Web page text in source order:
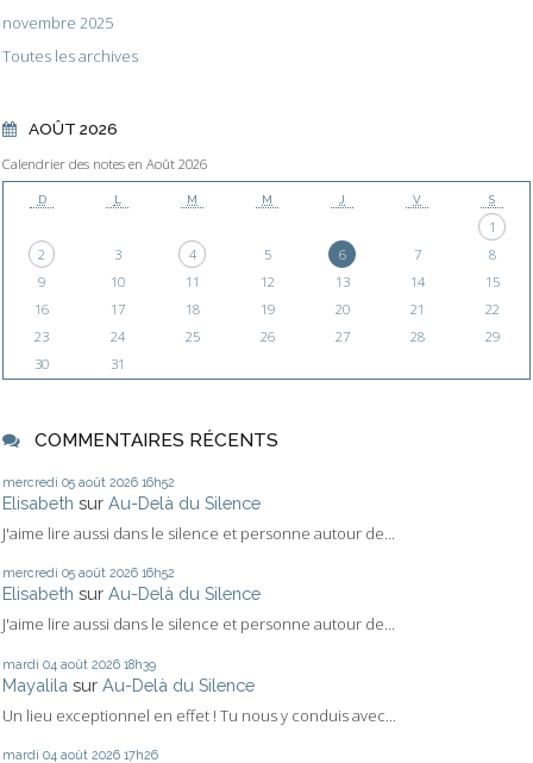
novembre 2025
Toutes les archives
AOÛT 2026
Calendrier des notes en Août 2026
D L M M J V S
1
2
3 4 5 6 7
8
9
10 11 12 13 14
15
16
17 18 19 20 21
22
23
24 25 26 27 28
29
30
31
COMMENTAIRES RÉCENTS
mercredi 05 août 2026 16h52
Elisabeth sur Au-Delà du Silence
J'aime lire aussi dans le silence et personne autour de...
mercredi 05 août 2026 16h52
Elisabeth sur Au-Delà du Silence
J'aime lire aussi dans le silence et personne autour de...
mardi 04 août 2026 18h39
Mayalila sur Au-Delà du Silence
Un lieu exceptionnel en effet ! Tu nous y conduis avec...
mardi 04 août 2026 17h26